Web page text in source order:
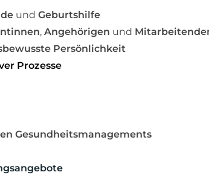
und Geburtshilfe
, Angehörigen und
Persönlichkeit
Prozesse
Gesundheitsmanagements